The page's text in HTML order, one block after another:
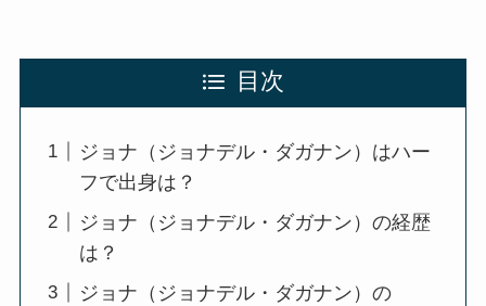
目次
ジョナ（ジョナデル・ダガナン）はハー
フで出身は？
ジョナ（ジョナデル・ダガナン）の経歴
は？
ジョナ（ジョナデル・ダガナン）の